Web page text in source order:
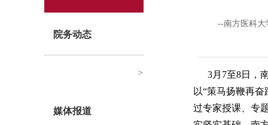
院务动态
>
媒体报道
--南方医科大
3月7至8日，
以“策马扬鞭再
过专家授课、专